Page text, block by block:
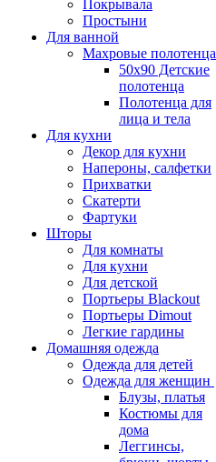
Покрывала
Простыни
Для ванной
Махровые полотенца
50х90 Детские
полотенца
Полотенца для
лица и тела
Для кухни
Декор для кухни
Напероны, салфетки
Прихватки
Скатерти
Фартуки
Шторы
Для комнаты
Для кухни
Для детской
Портьеры Blackout
Портьеры Dimout
Легкие гардины
Домашняя одежда
Одежда для детей
Одежда для женщин
Блузы, платья
Костюмы для
дома
Леггинсы,